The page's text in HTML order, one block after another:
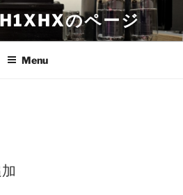
のページ
Menu